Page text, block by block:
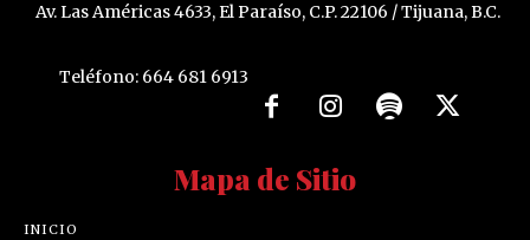
Av. Las Américas 4633, El Paraíso, C.P. 22106 / Tijuana, B.C.
Teléfono: 664 681 6913
Mapa de Sitio
INICIO